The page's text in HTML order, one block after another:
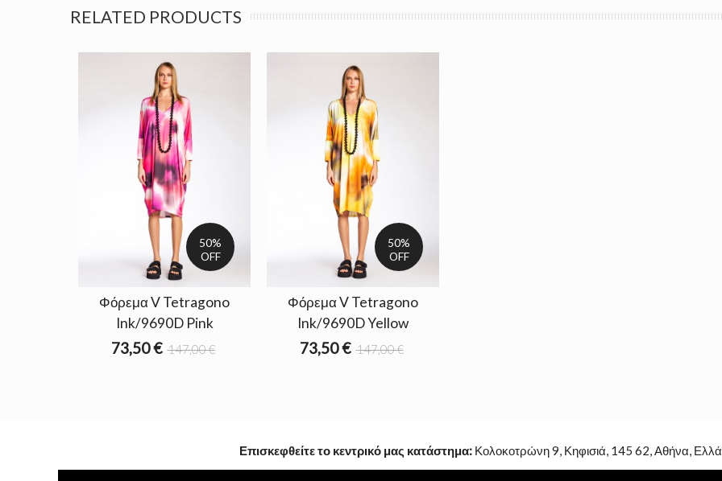
RELATED PRODUCTS
50%
OFF
Φόρεμα V Tetragono
Ink/9690D Pink
73,50 € 147,00 €
50%
OFF
Φόρεμα V Tetragono
Ink/9690D Yellow
73,50 € 147,00 €
Επισκεφθείτε το κεντρικό μας κατάστημα:Κολοκοτρώνη 9, Κηφισιά, 145 62, Αθήνα,